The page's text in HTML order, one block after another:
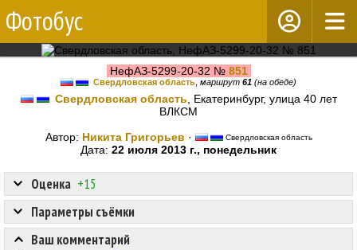
Фотобус
НефАЗ-5299-20-32 № 851
Свердловская область маршрут 61 (на обеде)
Свердловская область , Екатеринбург, улица 40 лет
ВЛКСМ
Автор: Никита Григорьев · Свердловская область
Дата: 22 июля 2013 г., понедельник
Оценка +15
Параметры съёмки
Ваш комментарий